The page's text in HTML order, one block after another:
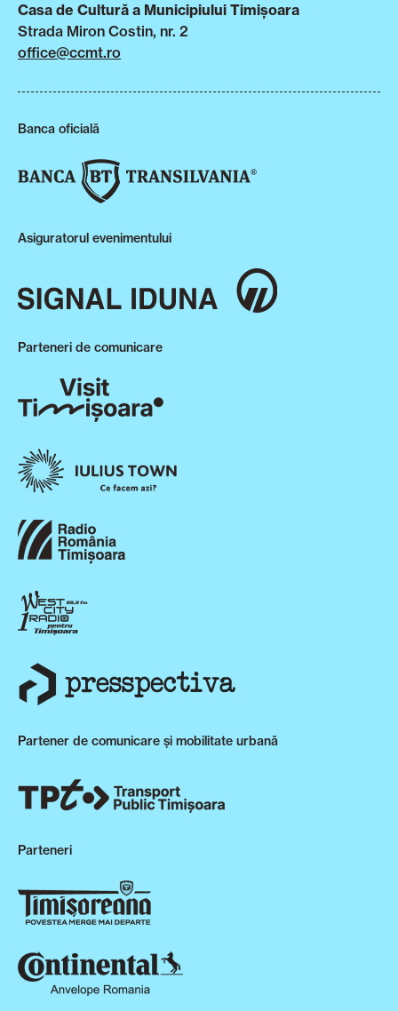
Casa de Cultură a Municipiului Timișoara
Strada Miron Costin, nr. 2
office@ccmt.ro
Banca oficială
Asiguratorul evenimentului
Parteneri de comunicare
Partener de comunicare și mobilitate urbană
Parteneri